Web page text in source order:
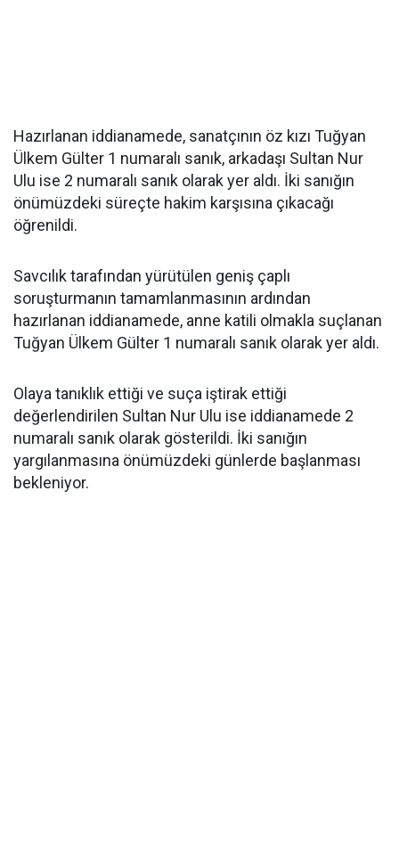
Hazırlanan iddianamede, sanatçının öz kızı Tuğyan
Ülkem Gülter 1 numaralı sanık, arkadaşı Sultan Nur
Ulu ise 2 numaralı sanık olarak yer aldı. İki sanığın
önümüzdeki süreçte hakim karşısına çıkacağı
öğrenildi.
Savcılık tarafından yürütülen geniş çaplı
soruşturmanın tamamlanmasının ardından
hazırlanan iddianamede, anne katili olmakla suçlanan
Tuğyan Ülkem Gülter 1 numaralı sanık olarak yer aldı.
Olaya tanıklık ettiği ve suça iştirak ettiği
değerlendirilen Sultan Nur Ulu ise iddianamede 2
numaralı sanık olarak gösterildi. İki sanığın
yargılanmasına önümüzdeki günlerde başlanması
bekleniyor.